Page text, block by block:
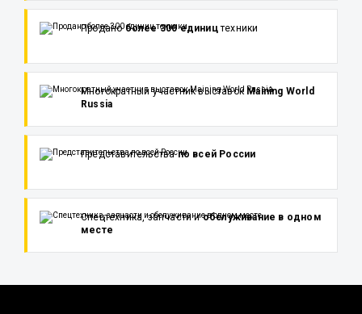
Проданоболее 300 едиництехники
Многократный участник выставок Maining World
Russia
Представительствапо всей России
Спецтехника, запчасти иобслуживание в одном
месте